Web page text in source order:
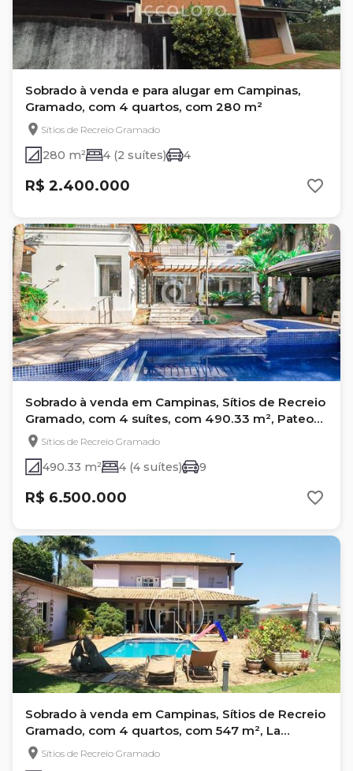
Sobrado à venda e para alugar em Campinas,
Gramado, com 4 quartos, com 280 m²
Sítios de Recreio Gramado
280 m² 4 (2 suítes) 4
R$ 2.400.000
Sobrado à venda em Campinas, Sítios de Recreio
Gramado, com 4 suítes, com 490.33 m², Pateo
Santa Fé
Sítios de Recreio Gramado
490.33 m² 4 (4 suítes) 9
R$ 6.500.000
Sobrado à venda em Campinas, Sítios de Recreio
Gramado, com 4 quartos, com 547 m², La
Campagne
Sítios de Recreio Gramado